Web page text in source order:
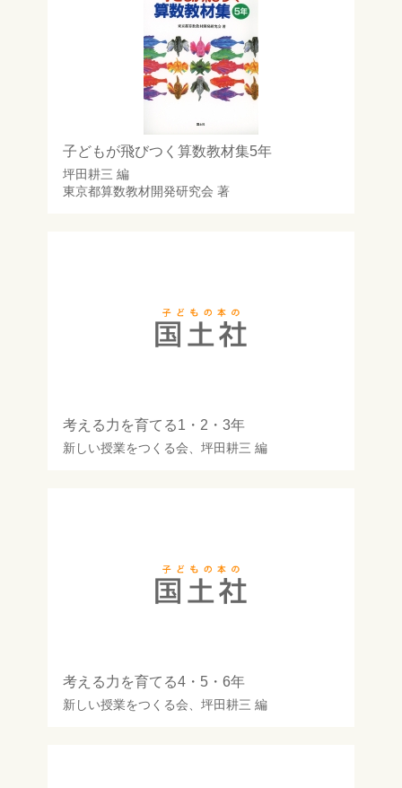
子どもが飛びつく算数教材集5年
坪田耕三 編
東京都算数教材開発研究会 著
考える力を育てる1・2・3年
新しい授業をつくる会 坪田耕三 編
考える力を育てる4・5・6年
新しい授業をつくる会 坪田耕三 編